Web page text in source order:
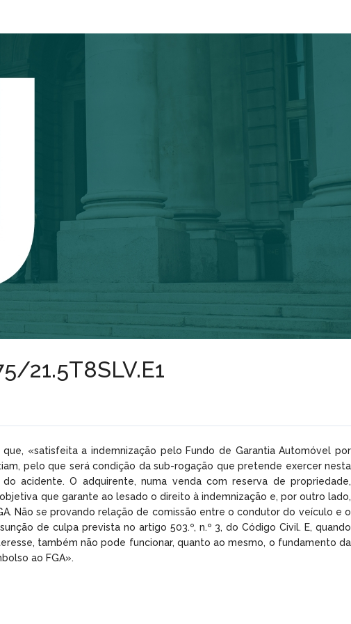
21.5T8SLV.E1
«satisfeita a indemnização pelo Fundo de Garantia Automóvel por
pelo que será condição da sub-rogação que pretende exercer nesta
acidente. O adquirente, numa venda com reserva de propriedade,
que garante ao lesado o direito à indemnização e, por outro lado,
Não se provando relação de comissão entre o condutor do veículo e o
de culpa prevista no artigo 503.º, n.º 3, do Código Civil. E, quando
também não pode funcionar, quanto ao mesmo, o fundamento da
ao FGA».